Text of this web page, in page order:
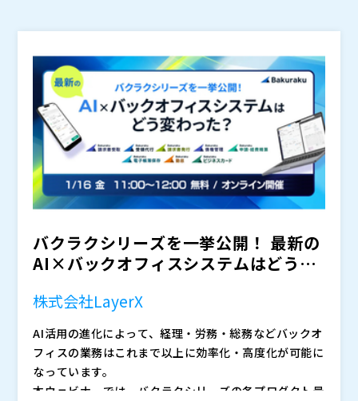
バクラクシリーズを一挙公開！ 最新の
AI×バックオフィスシステムはどう変
株式会社LayerX
AI活用の進化によって、経理・労務・総務などバックオ
フィスの業務はこれまで以上に効率化・高度化が可能に
なっています。
本ウェビナーでは、バクラクシリーズの各プロダクト最